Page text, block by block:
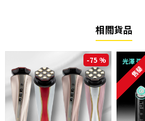
相關貨品
-75 %
售罄